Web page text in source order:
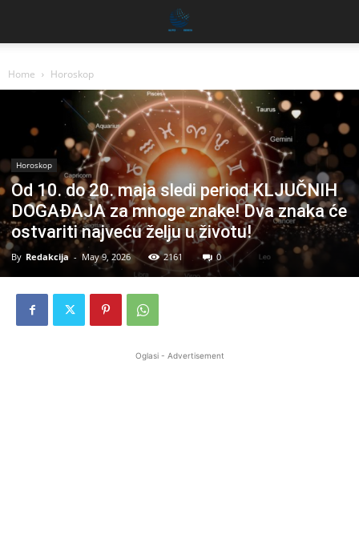
Home Horoskop
Horoskop
Od 10. do 20. maja sledi period KLJUČNIH
DOGAĐAJA za mnoge znake! Dva znaka će
ostvariti najveću želju u životu!
By Redakcija - May 9, 2026 2161 0
Oglasi - Advertisement